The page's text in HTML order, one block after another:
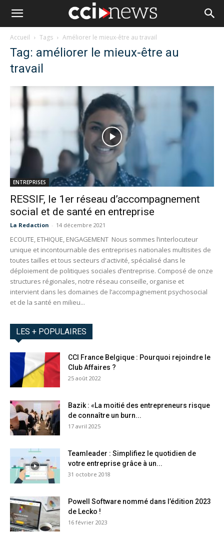
Accueil Tags Améliorer le mieux-être au travail
Tag: améliorer le mieux-être au
travail
ENTREPRISES
RESSIF, le 1er réseau d’accompagnement
social et de santé en entreprise
La Redaction - 14 décembre 2021
ECOUTE, ETHIQUE, ENGAGEMENT Nous sommes l’interlocuteur
unique et incontournable des entreprises nationales multisites de
toutes tailles et tous secteurs d'activité, spécialisé dans le
déploiement de politiques sociales d’entreprise. Composé de onze
structures régionales, notre réseau conseille, organise et
intervient dans les domaines de l’accompagnement psychosocial
et de la santé en milieu...
LES + POPULAIRES
CCI France Belgique : Pourquoi rejoindre le
Club Affaires ?
25 août 2022
Bazik : «La moitié des entrepreneurs risque
de connaître un burn...
17 avril 2025
Teamleader : Simplifiez le quotidien de
votre entreprise grâce à un...
31 octobre 2018
Powell Software nommé dans l’édition 2023
de Lecko !
16 février 2023